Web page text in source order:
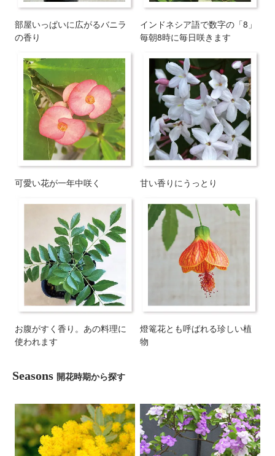
部屋いっぱいに広がるバニラ
の香り
インドネシア語で数字の「8」
毎朝8時に毎日咲きます
可愛い花が一年中咲く 甘い香りにうっとり
お腹がすく香り。あの料理に
使われます
燈篭花とも呼ばれる珍しい植
物
Seasons 開花時期から探す